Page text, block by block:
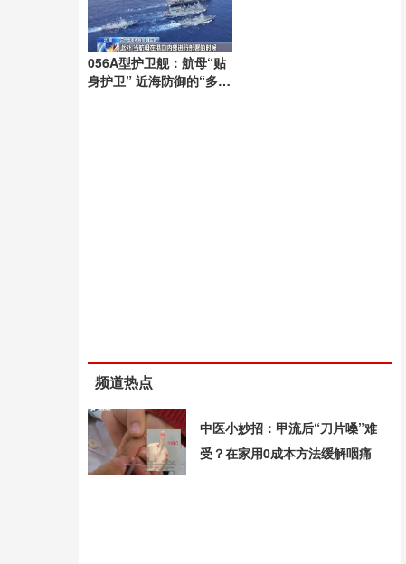
056A型护卫舰：航母“贴
身护卫” 近海防御的“多面
频道热点
中医小妙招：甲流后“刀片嗓”难
受？在家用0成本方法缓解咽痛